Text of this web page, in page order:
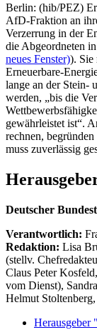
Berlin: (hib/PEZ)
AfD-Fraktion an
Verzerrung in der
die Abgeordneten
neues Fenster)). Sie
Erneuerbare-
lange an der Stein-
werden, „bis die
gewährleistet ist“.
rechnen,
muss zuverlässig
Deutscher
Verantwortlich:
Redaktion: Lisa
(stellv.
Claus Peter
vom Dienst),
Helmut
Herausgeber